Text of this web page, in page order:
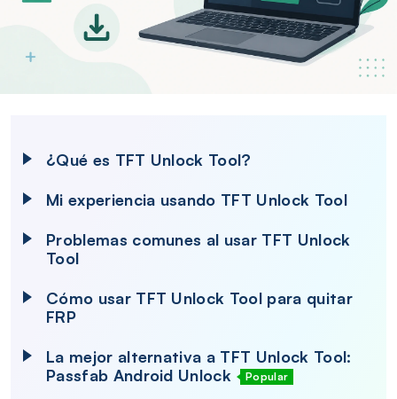
¿Qué es TFT Unlock Tool?
Mi experiencia usando TFT Unlock Tool
Problemas comunes al usar TFT Unlock
Tool
Cómo usar TFT Unlock Tool para quitar
FRP
La mejor alternativa a TFT Unlock Tool:
Passfab Android Unlock
Popular